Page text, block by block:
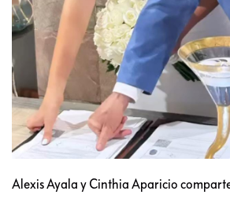
Alexis Ayala y Cinthia Aparicio